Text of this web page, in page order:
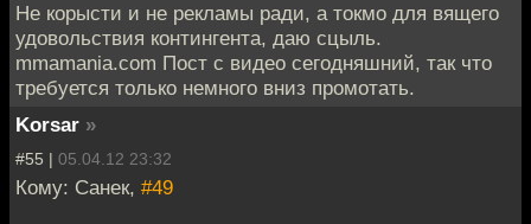
Не корысти и не рекламы ради, а токмо для вящего
удовольствия контингента, даю сцыль.
mmamania.com Пост с видео сегодняшний, так что
требуется только немного вниз промотать.
Korsar »
#55 | 05.04.12 23:32
Кому: Санек, #49